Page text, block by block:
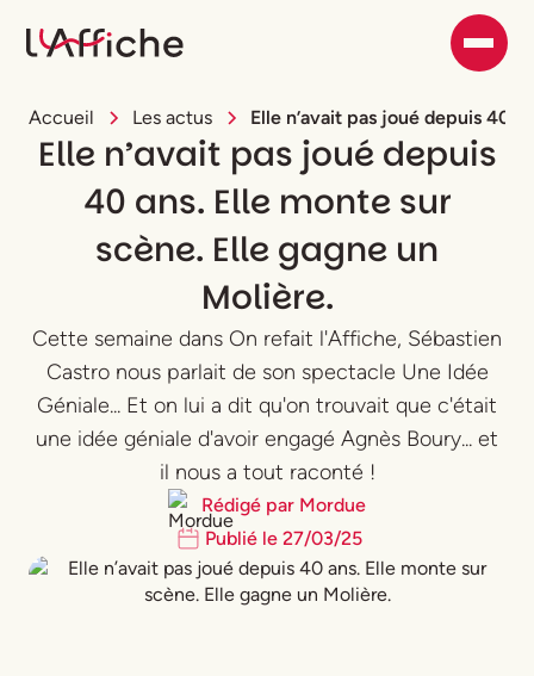
Accueil Les actus Elle n’avait pas joué depuis 40
Elle n’avait pas joué depuis
40 ans. Elle monte sur
scène. Elle gagne un
Molière.
Cette semaine dans On refait l'Affiche, Sébastien
Castro nous parlait de son spectacle Une Idée
Géniale... Et on lui a dit qu'on trouvait que c'était
une idée géniale d'avoir engagé Agnès Boury... et
il nous a tout raconté !
Rédigé par Mordue
Publié le 27/03/25